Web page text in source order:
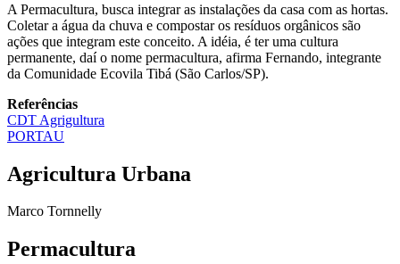
A Permacultura, busca integrar as instalações da casa com as hortas.
Coletar a água da chuva e compostar os resíduos orgânicos são
ações que integram este conceito. A idéia, é ter uma cultura
permanente, daí o nome permacultura, afirma Fernando, integrante
da Comunidade Ecovila Tibá (São Carlos/SP).
Referências
CDT Agrigultura
PORTAU
Agricultura Urbana
Marco Tornnelly
Permacultura